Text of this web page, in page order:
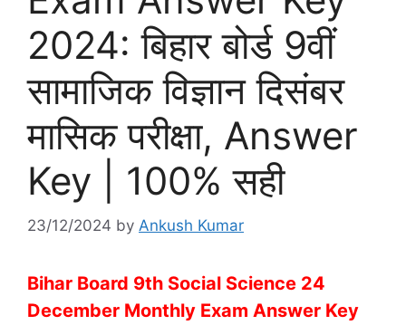
2024: बिहार बोर्ड 9वीं
सामाजिक विज्ञान दिसंबर
मासिक परीक्षा, Answer
Key | 100% सही
23/12/2024 by Ankush Kumar
Bihar Board 9th Social Science 24
December Monthly Exam Answer Key